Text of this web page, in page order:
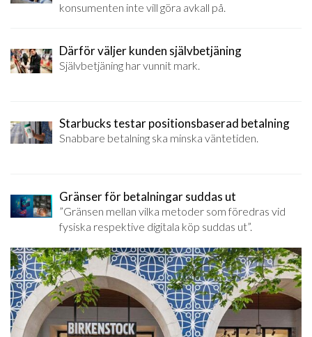
konsumenten inte vill göra avkall på.
Därför väljer kunden självbetjäning
Självbetjäning har vunnit mark.
Starbucks testar positionsbaserad betalning
Snabbare betalning ska minska väntetiden.
Gränser för betalningar suddas ut
”Gränsen mellan vilka metoder som föredras vid
fysiska respektive digitala köp suddas ut”.